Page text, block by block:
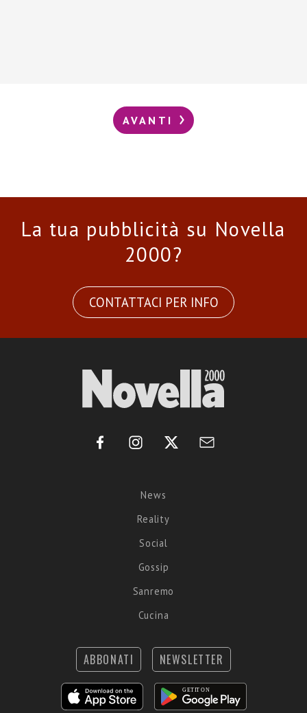
AVANTI
La tua pubblicità su Novella
2000?
CONTATTACI PER INFO
News
Reality
Social
Gossip
Sanremo
Cucina
ABBONATI NEWSLETTER